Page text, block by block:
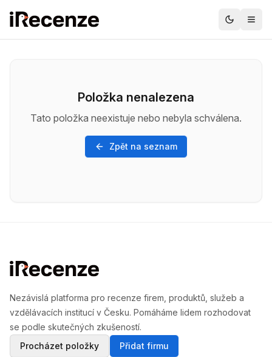
Položka nenalezena
Tato položka neexistuje nebo nebyla schválena.
Zpět na seznam
Nezávislá platforma pro recenze firem, produktů, služeb a
vzdělávacích institucí v Česku. Pomáháme lidem rozhodovat
se podle skutečných zkušeností.
Procházet položky
Přidat firmu